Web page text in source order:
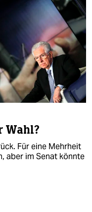
Wahl?
Für eine Mehrheit
aber im Senat könnte